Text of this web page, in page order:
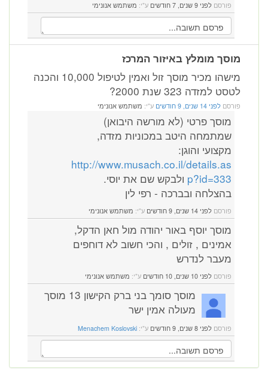
פורסם לפני 9 שנים, 7 חודשים ע"י: משתמש אנונימי
מוסך מומלץ באיזור המרכז
מישהו מכיר מוסך זול ואמין לטיפול 10,000 והכנה
לטסט למזדה 323 שנת 2000?
פורסם לפני 14 שנים, 9 חודשים ע"י: משתמש אנונימי
מוסך פרטי (לא מורשה היבואן)
שמתמחה היטב במכוניות מזדה,
מקצועי והוגן:
http://www.musach.co.il/details.as
p?id=333 ולבקש שם את יוסי.
בהצלחה ובברכה - רפי לין
פורסם לפני 14 שנים, 9 חודשים ע"י: משתמש אנונימי
מוסך יוסף באור יהודה מול חאן הדקל,
אמינים , זולים , והכי חשוב לא דוחפים
מעבר לנדרש
פורסם לפני 10 שנים, 10 חודשים ע"י: משתמש אנונימי
מוסך סומך בני ברק הקישון 13 מוסך
מעולה אמין ישר
פורסם לפני 8 שנים, 9 חודשים ע"י: Menachem Koslovski